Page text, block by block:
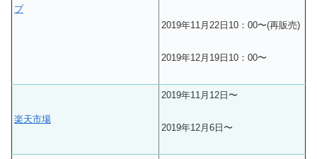
プ
2019年11月22日10：00〜(再販売)
2019年12月19日10：00〜
楽天市場
2019年11月12日〜
2019年12月6日〜